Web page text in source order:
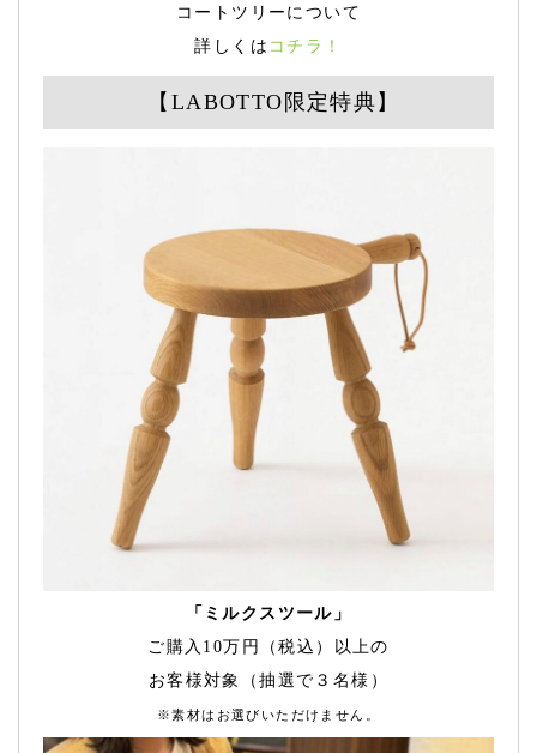
コートツリーについて
詳しくは コチラ！
【LABOTTO限定特典】
「ミルクスツール」
ご購入10万円（税込）以上の
お客様対象（抽選で３名様）
※素材はお選びいただけません。